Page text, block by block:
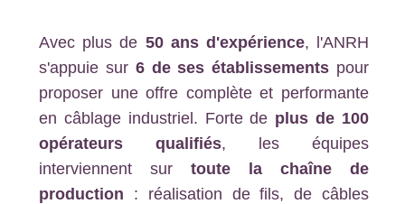
Avec plus de 50 ans d'expérience, l'ANRH
s'appuie sur 6 de ses établissements pour
proposer une offre complète et performante
en câblage industriel. Forte de plus de 100
opérateurs qualifiés, les équipes
interviennent sur toute la chaîne de
production : réalisation de fils, de câbles